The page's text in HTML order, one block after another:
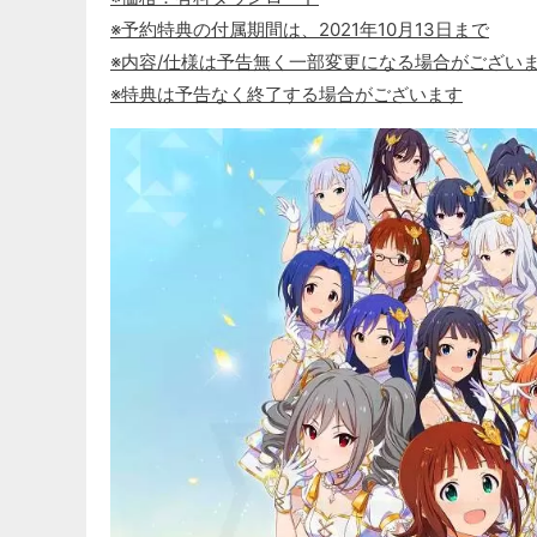
※予約特典の付属期間は、2021年10月13日まで
※内容/仕様は予告無く一部変更になる場合がござい
※特典は予告なく終了する場合がございます